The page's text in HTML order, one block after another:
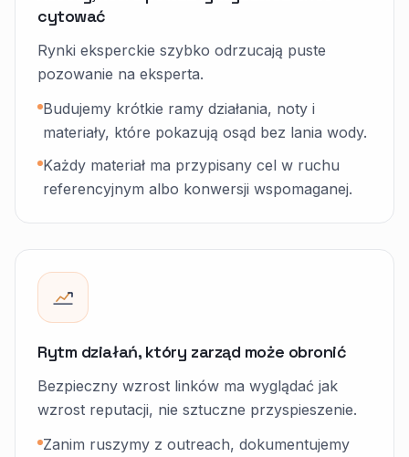
cytować
Rynki eksperckie szybko odrzucają puste
pozowanie na eksperta.
Budujemy krótkie ramy działania, noty i
materiały, które pokazują osąd bez lania wody.
Każdy materiał ma przypisany cel w ruchu
referencyjnym albo konwersji wspomaganej.
Rytm działań, który zarząd może obronić
Bezpieczny wzrost linków ma wyglądać jak
wzrost reputacji, nie sztuczne przyspieszenie.
Zanim ruszymy z outreach, dokumentujemy